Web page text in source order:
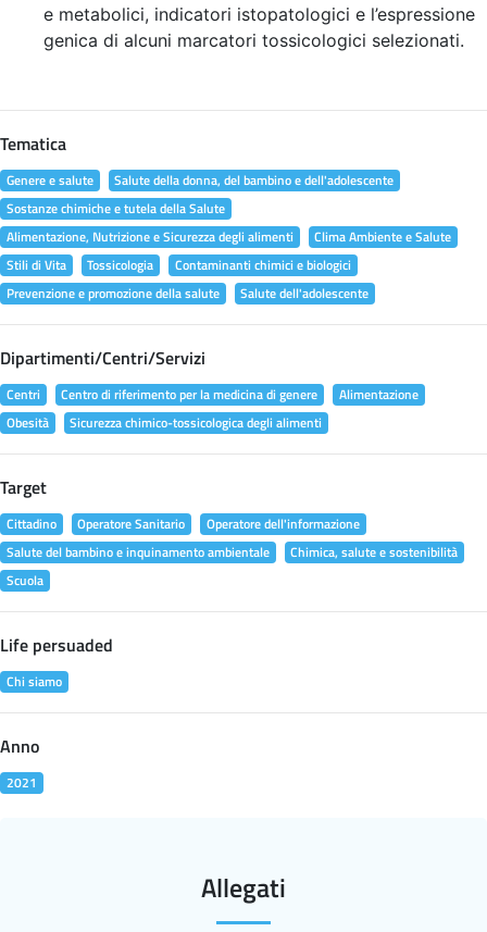
e metabolici, indicatori istopatologici e l’espressione
genica di alcuni marcatori tossicologici selezionati.
Tematica
Genere e salute
Salute della donna, del bambino e dell'adolescente
Sostanze chimiche e tutela della Salute
Alimentazione, Nutrizione e Sicurezza degli alimenti
Clima Ambiente e Salute
Stili di Vita
Tossicologia
Contaminanti chimici e biologici
Prevenzione e promozione della salute
Salute dell'adolescente
Dipartimenti/Centri/Servizi
Centri Centro di riferimento per la medicina di genere
Alimentazione
Obesità
Sicurezza chimico-tossicologica degli alimenti
Target
Cittadino Operatore Sanitario
Operatore dell'informazione
Salute del bambino e inquinamento ambientale
Chimica, salute e sostenibilità
Scuola
Life persuaded
Chi siamo
Anno
2021
Allegati